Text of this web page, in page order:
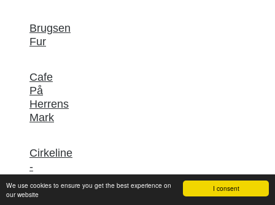
I consent
We use cookies to ensure you get the best experience on
our website
Brugsen
Fur
Cafe
På
Herrens
Mark
Cirkeline
-
Blomster
og